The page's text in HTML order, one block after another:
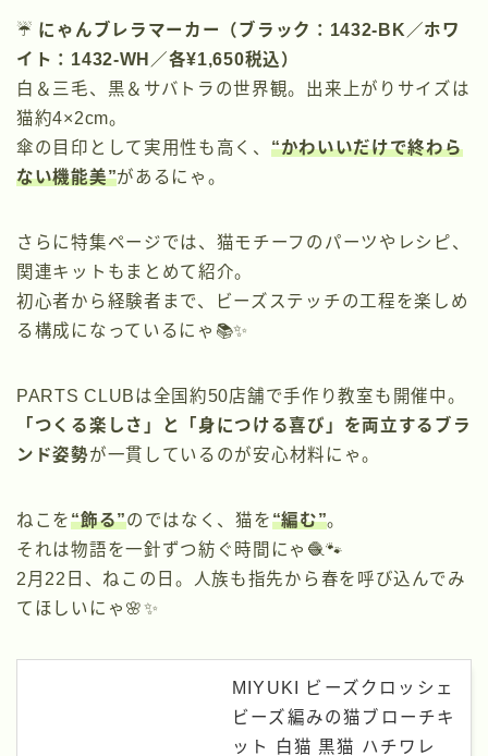
☔ にゃんブレラマーカー（ブラック：1432-BK／ホワ
イト：1432-WH／各¥1,650税込）
白＆三毛、黒＆サバトラの世界観。出来上がりサイズは
猫約4×2cm。
傘の目印として実用性も高く、 “かわいいだけで終わら
ない機能美”があるにゃ。
さらに特集ページでは、猫モチーフのパーツやレシピ、
関連キットもまとめて紹介。
初心者から経験者まで、ビーズステッチの工程を楽しめ
る構成になっているにゃ📚✨
PARTS CLUBは全国約50店舗で手作り教室も開催中。
「つくる楽しさ」と「身につける喜び」を両立するブラ
ンド姿勢が一貫しているのが安心材料にゃ。
ねこを“飾る”のではなく、猫を“編む”。
それは物語を一針ずつ紡ぐ時間にゃ🧶🐾
2月22日、ねこの日。人族も指先から春を呼び込んでみ
てほしいにゃ🌸✨
MIYUKI ビーズクロッシェ
ビーズ編みの猫ブローチキ
ット 白猫 黒猫 ハチワレ